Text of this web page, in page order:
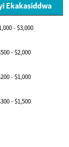
Ekakasiddwa
- $3,000
- $2,000
- $1,000
- $1,500